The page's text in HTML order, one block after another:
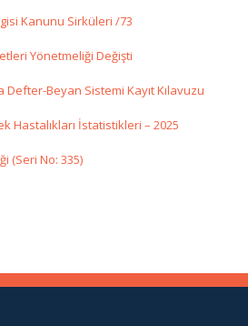
Kanunu Sirküleri /73
Yönetmeliği Değişti
Defter-Beyan Sistemi Kayıt Kılavuzu
Hastalıkları İstatistikleri – 2025
(Seri No: 335)